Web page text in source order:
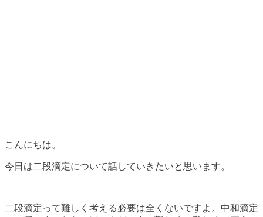
こんにちは。
今日は二段滴定について話していきたいと思います。
二段滴定って難しく考える必要は全くないですよ。中和滴定